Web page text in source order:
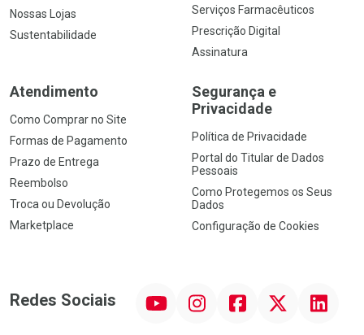
Nossas Lojas
Sustentabilidade
Serviços Farmacêuticos
Prescrição Digital
Assinatura
Atendimento
Como Comprar no Site
Formas de Pagamento
Prazo de Entrega
Reembolso
Troca ou Devolução
Marketplace
Segurança e
Privacidade
Política de Privacidade
Portal do Titular de Dados
Pessoais
Como Protegemos os Seus
Dados
Configuração de Cookies
Redes Sociais InstagramFacebook Linkedin